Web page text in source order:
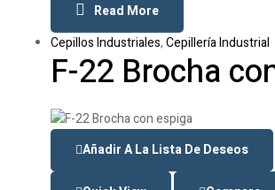
Read More
Cepillos Industriales,Cepillería Industrial
F-22 Brocha
Añadir A La Lista De Deseos